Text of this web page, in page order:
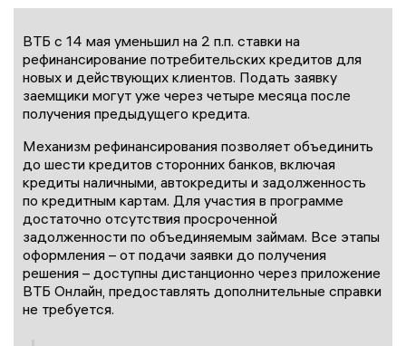
ВТБ с 14 мая уменьшил на 2 п.п. ставки на
рефинансирование потребительских кредитов для
новых и действующих клиентов. Подать заявку
заемщики могут уже через четыре месяца после
получения предыдущего кредита.
Механизм рефинансирования позволяет объединить
до шести кредитов сторонних банков, включая
кредиты наличными, автокредиты и задолженность
по кредитным картам. Для участия в программе
достаточно отсутствия просроченной
задолженности по объединяемым займам. Все этапы
оформления – от подачи заявки до получения
решения – доступны дистанционно через приложение
ВТБ Онлайн, предоставлять дополнительные справки
не требуется.